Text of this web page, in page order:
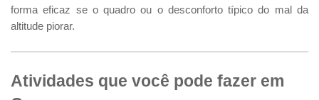
forma eficaz se o quadro ou o desconforto típico do mal da
altitude piorar.
Atividades que você pode fazer em